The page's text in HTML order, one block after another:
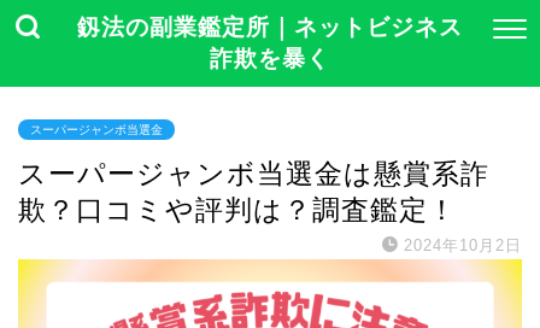
釼法の副業鑑定所｜ネットビジネス
詐欺を暴く
スーパージャンボ当選金
スーパージャンボ当選金は懸賞系詐
欺？口コミや評判は？調査鑑定！
2024年10月2日